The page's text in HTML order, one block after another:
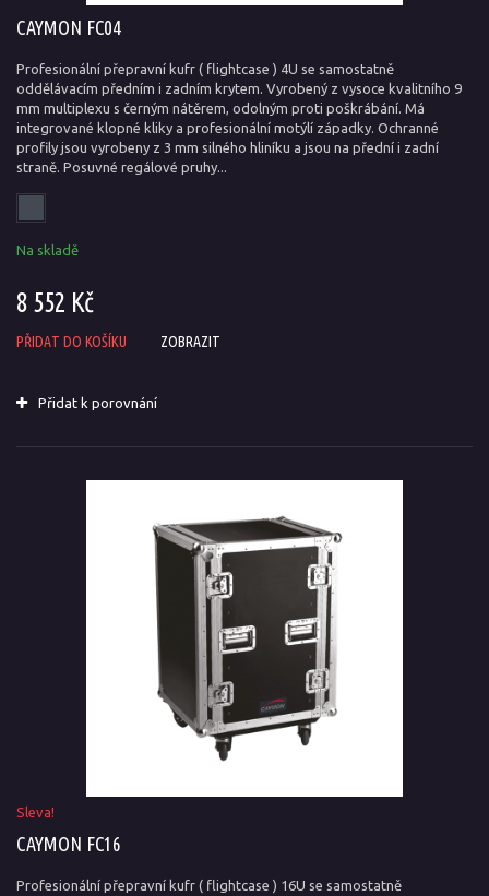
CAYMON FC04
Profesionální přepravní kufr ( flightcase ) 4U se samostatně
oddělávacím předním i zadním krytem. Vyrobený z vysoce kvalitního 9
mm multiplexu s černým nátěrem, odolným proti poškrábání. Má
integrované klopné kliky a profesionální motýlí západky. Ochranné
profily jsou vyrobeny z 3 mm silného hliníku a jsou na přední i zadní
straně. Posuvné regálové pruhy...
Na skladě
8 552 Kč
PŘIDAT DO KOŠÍKU ZOBRAZIT
Přidat k porovnání
Sleva!
CAYMON FC16
Profesionální přepravní kufr ( flightcase ) 16U se samostatně